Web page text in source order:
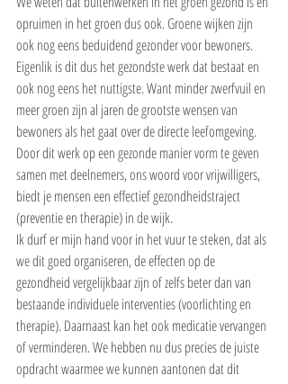
opruimen in het groen dus ook. Groene wijken zijn
ook nog eens beduidend gezonder voor bewoners.
Eigenlik is dit dus het gezondste werk dat bestaat en
ook nog eens het nuttigste. Want minder zwerfvuil en
meer groen zijn al jaren de grootste wensen van
bewoners als het gaat over de directe leefomgeving.
Door dit werk op een gezonde manier vorm te geven
samen met deelnemers, ons woord voor vrijwilligers,
biedt je mensen een effectief gezondheidstraject
(preventie en therapie) in de wijk.
Ik durf er mijn hand voor in het vuur te steken, dat als
we dit goed organiseren, de effecten op de
gezondheid vergelijkbaar zijn of zelfs beter dan van
bestaande individuele interventies (voorlichting en
therapie). Daarnaast kan het ook medicatie vervangen
of verminderen. We hebben nu dus precies de juiste
opdracht waarmee we kunnen aantonen dat dit